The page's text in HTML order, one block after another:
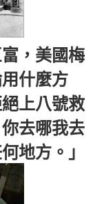
，美國梅
什麼方
上八號救
去哪我去
地方。」